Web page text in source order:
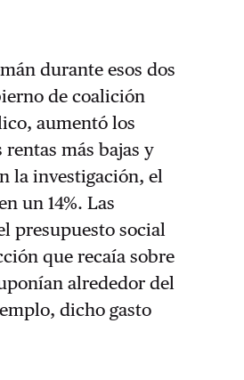
durante esos dos
de coalición
aumentó los
más bajas y
la investigación, el
un 14%. Las
presupuesto social
que recaía sobre
alrededor del
dicho gasto